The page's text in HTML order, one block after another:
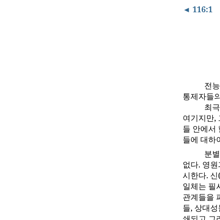
◄ 116:1
전
통제자들
최
여기지만,
들 안에서
들에 대하
분
없다. 영
시한다.
일체는 필
관계들을
들, 상대